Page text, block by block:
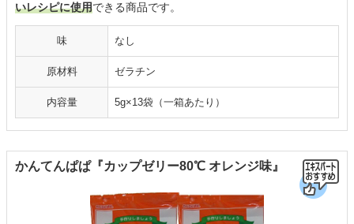
いレシピに使用できる商品です。
味 なし
原材料 ゼラチン
内容量 5g×13袋（一箱あたり）
かんてんぱぱ『カップゼリー80℃ オレンジ味』